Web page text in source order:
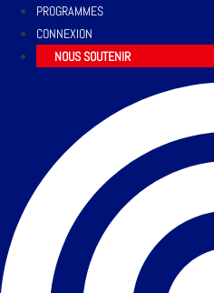
PROGRAMMES
CONNEXION
NOUS SOUTENIR